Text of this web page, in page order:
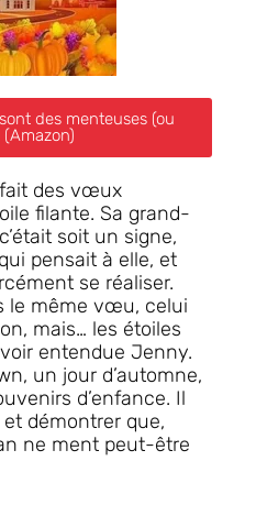
des menteuses (ou
(Amazon)
des vœux
filante. Sa grand-
soit un signe,
pensait à elle, et
se réaliser.
le même vœu, celui
mais… les étoiles
entendue Jenny.
un jour d’automne,
d’enfance. Il
démontrer que,
ne ment peut-être